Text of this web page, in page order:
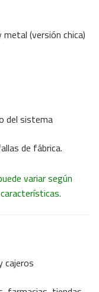
metal (versión chica)
del sistema
de fábrica.
variar según
cajeros